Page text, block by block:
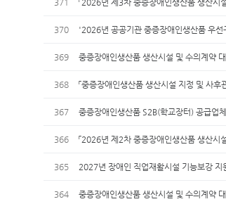
371 「2026년 제3차 중증장애인생산품 생산시
370 '2026년 공공기관 중증장애인생산품 우
369 중증장애인생산품 생산시설 및 수의계약
368 「중증장애인생산품 생산시설 지정 및 사
367 중증장애인생산품 S2B(학교장터) 공급업
366 「2026년 제2차 중증장애인생산품 생산시
365 2027년 장애인 직업재활시설 기능보강 지
364 중증장애인생산품 생산시설 및 수의계약